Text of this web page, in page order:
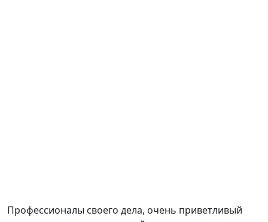
Профессионалы своего дела, очень приветливый